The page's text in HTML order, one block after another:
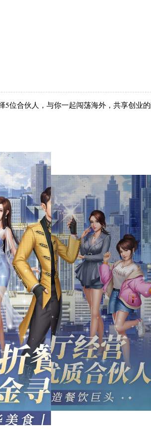
位合伙人，与你一起闯荡海外，共享创业